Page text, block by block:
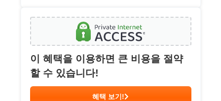
이 혜택을 이용하면 큰 비용을 절약
할 수 있습니다!
혜택 보기!